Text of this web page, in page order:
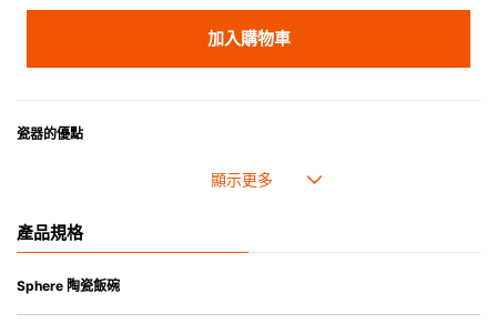
加入購物車
瓷器的優點
• 耐熱性極佳，適用於微波爐，也可放入焗爐，耐熱程度高達260℃。
• 可用於洗碗機。
• 合乎食用安全的塗層表面，幾乎不黏，食物容易脫落，清洗方便。
產品規格
Sphere 陶瓷飯碗